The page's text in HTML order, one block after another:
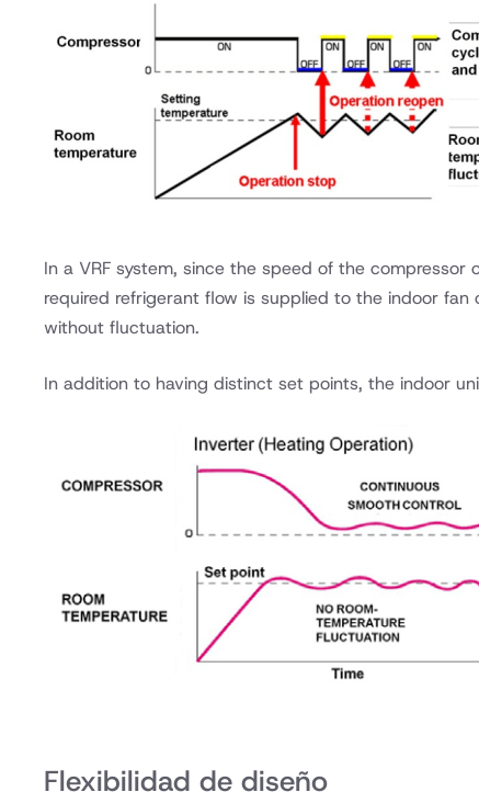
In a VRF system, since the speed of the
required refrigerant flow is supplied to the indoor
without fluctuation.
In addition to having distinct set points, the indoor
Flexibilidad de diseño